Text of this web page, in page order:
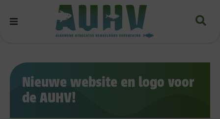
Nieuwe website en logo voor
de AUHV!